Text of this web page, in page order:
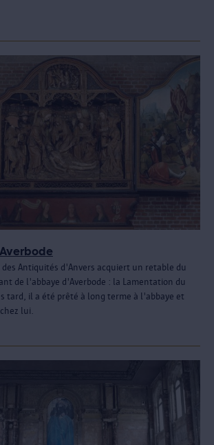
des Antiquités d'Anvers acquiert un retable du
de l'abbaye d'Averbode : la Lamentation du
tard, il a été prêté à long terme à l'abbaye et
lui.